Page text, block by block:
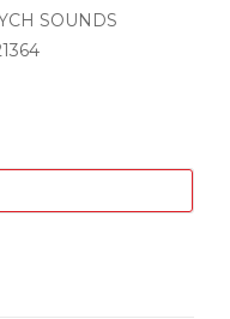
SOUNDS